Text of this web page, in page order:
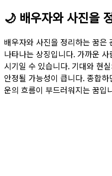
🌙 배우자와 사진을
배우자와 사진을 정리하는 꿈은
나타나는 상징입니다. 가까운
시기일 수 있습니다. 기대와 현
안정될 가능성이 큽니다. 종합
운의 흐름이 부드러워지는 꿈입